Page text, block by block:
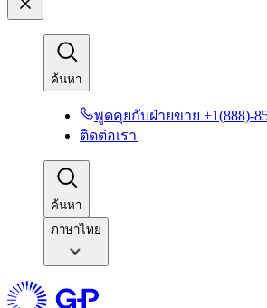
ค้นหา​​
พูดคุยกับฝ่ายขาย +1(888)-
ติดต่อเรา​​
ค้นหา​​
ภาษาไทย